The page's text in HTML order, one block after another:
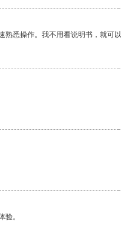
悉操作。我不用看说明书，就可
。